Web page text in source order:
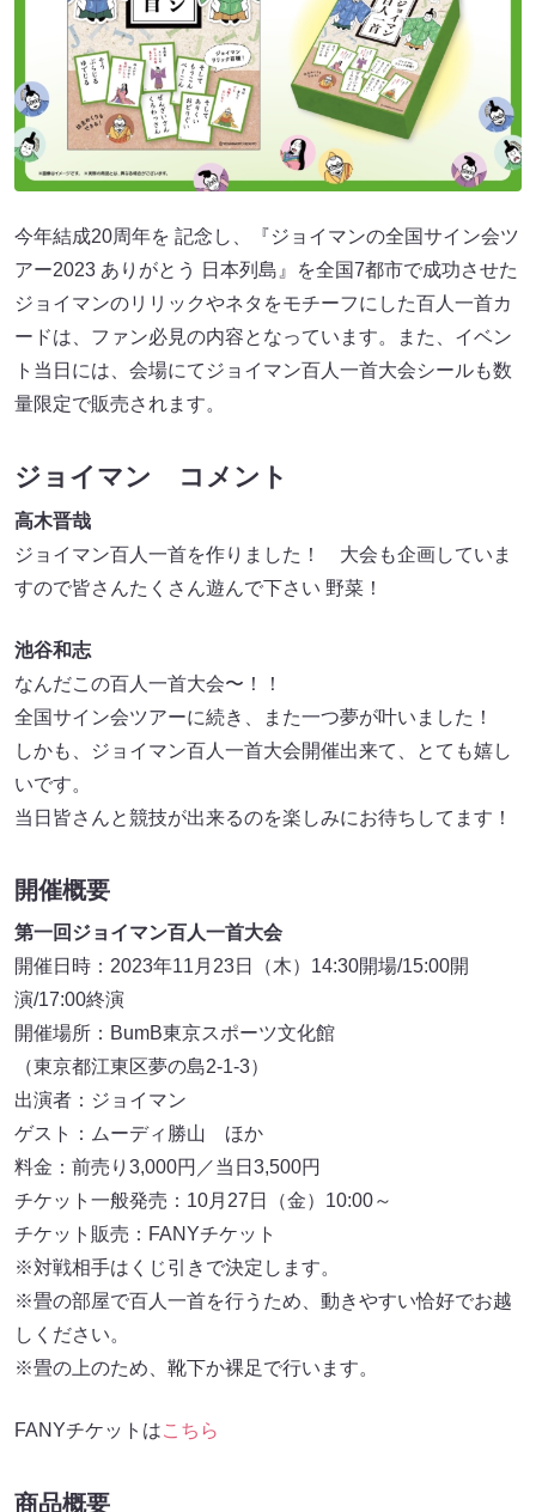
今年結成20周年を 記念し、『ジョイマンの全国サイン会ツ
アー2023 ありがとう 日本列島』を全国7都市で成功させた
ジョイマンのリリックやネタをモチーフにした百人一首カ
ードは、ファン必見の内容となっています。また、イベン
ト当日には、会場にてジョイマン百人一首大会シールも数
量限定で販売されます。
ジョイマン コメント
高木晋哉
ジョイマン百人一首を作りました！ 大会も企画していま
すので皆さんたくさん遊んで下さい 野菜！
池谷和志
なんだこの百人一首大会〜！！
全国サイン会ツアーに続き、また一つ夢が叶いました！
しかも、ジョイマン百人一首大会開催出来て、とても嬉し
いです。
当日皆さんと競技が出来るのを楽しみにお待ちしてます！
開催概要
第一回ジョイマン百人一首大会
開催日時：2023年11月23日（木）14:30開場/15:00開
演/17:00終演
開催場所：BumB東京スポーツ文化館
（東京都江東区夢の島2-1-3）
出演者：ジョイマン
ゲスト：ムーディ勝山 ほか
料金：前売り3,000円／当日3,500円
チケット一般発売：10月27日（金）10:00～
チケット販売：FANYチケット
※対戦相手はくじ引きで決定します。
※畳の部屋で百人一首を行うため、動きやすい恰好でお越
しください。
※畳の上のため、靴下か裸足で行います。
FANYチケットはこちら
商品概要